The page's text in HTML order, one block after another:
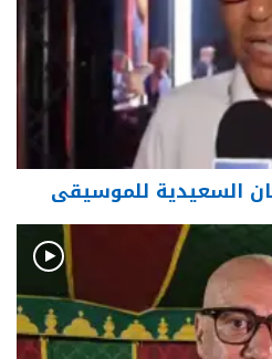
السعيدية للموسيقى